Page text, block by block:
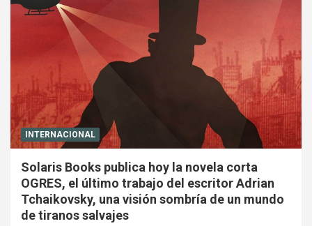
INTERNACIONAL
Solaris Books publica hoy la novela corta
OGRES, el último trabajo del escritor Adrian
Tchaikovsky, una visión sombría de un mundo
de tiranos salvajes